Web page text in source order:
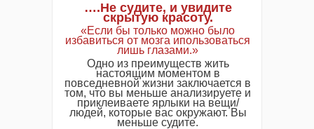
….Не судите, и увидите
скрытую красоту.
«Если бы только можно было
избавиться от мозга ипользоваться
лишь глазами.»
Одно из преимуществ жить
настоящим моментом в
повседневной жизни заключается в
том, что вы меньше анализируете и
приклеиваете ярлыки на вещи/
людей, которые вас окружают. Вы
меньше судите.